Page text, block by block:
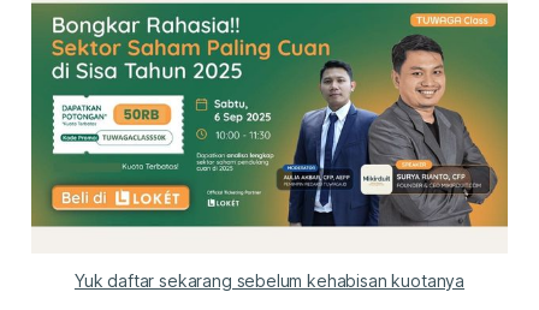
Yuk daftar sekarang sebelum kehabisan kuotanya